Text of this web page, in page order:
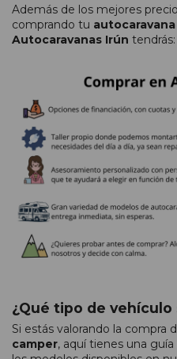
Además de los mejores
comprando tu autocaravana
Autocaravanas Irún tendrás:
¿Qué tipo de
Si estás valorando la compra
camper, aquí tienes una